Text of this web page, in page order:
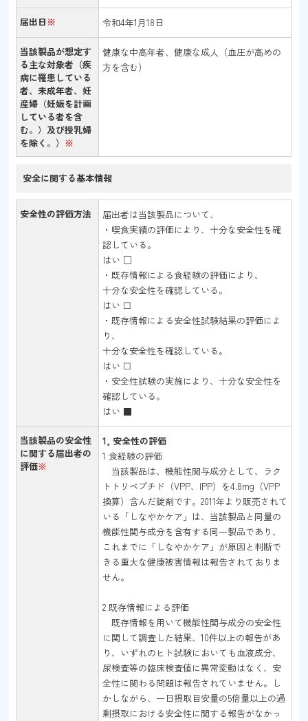
届出日※ 令和4年1月18日
当該製品が想定す
る主な対象者（疾
病に罹患している
者、未成年者、妊
産婦（妊娠を計画
している者を含
む。）及び授乳婦
を除く。） ※
健康な中高年者、健康な成人（血圧が高めの
方を含む）
安全に関する基本情報
安全性の評価方法
届出者は当該製品について、
・喫食実績の評価により、十分な安全性を確
認している。
はい □
・既存情報による食経験の評価により、
十分な安全性を確認している。
はい ☐
・既存情報による安全性試験結果の評価によ
り、
十分な安全性を確認している。
はい ☐
・安全性試験の実施により、十分な安全性を
確認している。
はい ■
当該製品の安全性
に関する届出者の
評価※
1, 安全性の評価
1 食経験の評価
当該製品は、機能性関与成分として、ラク
トトリペプチド（VPP、IPP）を4.8mg（VPP
換算）含んだ錠剤です。2011年より販売されて
いる「しなやかケア」は、当該製品と同量の
機能性関与成分を含有する同一製品であり、
これまでに「しなやかケア」が原因と判断で
きる重大な健康被害情報は報告されておりま
せん。
2 既存情報による評価
既存情報を用いて機能性関与成分の安全性
に関して調査した結果、10件以上の報告があ
り、いずれのヒト試験においても血液成分、
尿検査等の臨床検査値に異常変動はなく、安
全性に関わる問題は報告されていません。し
かしながら、一日摂取目安量の5倍量以上の過
剰摂取における安全性に関する報告がなかっ